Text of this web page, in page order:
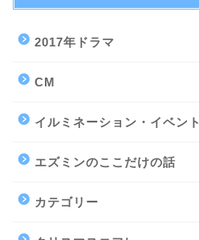
2017年ドラマ
CM
イルミネーション・イベント
エズミンのここだけの話
カテゴリー